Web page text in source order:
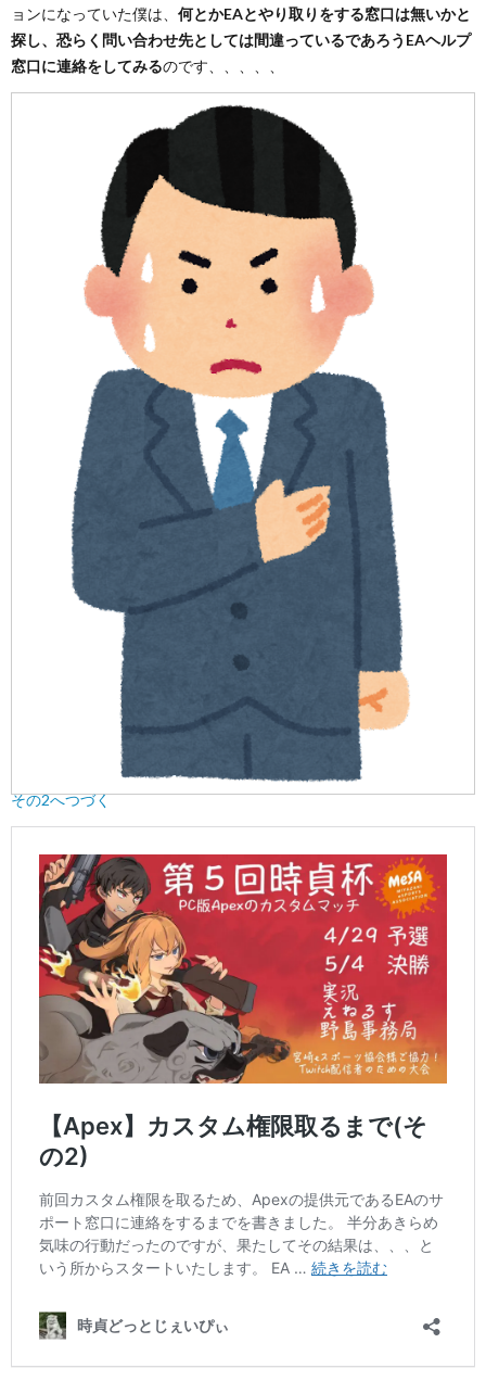
ョンになっていた僕は、 何とかEAとやり取りをする窓口は無いかと
探し、恐らく問い合わせ先としては間違っているであろうEAヘルプ
窓口に連絡をしてみるのです、、、、、
その2へつづく